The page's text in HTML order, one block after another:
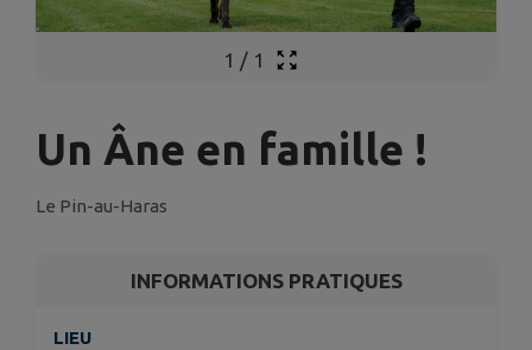
1 / 1
Un Âne en famille !
Le Pin-au-Haras
INFORMATIONS PRATIQUES
LIEU